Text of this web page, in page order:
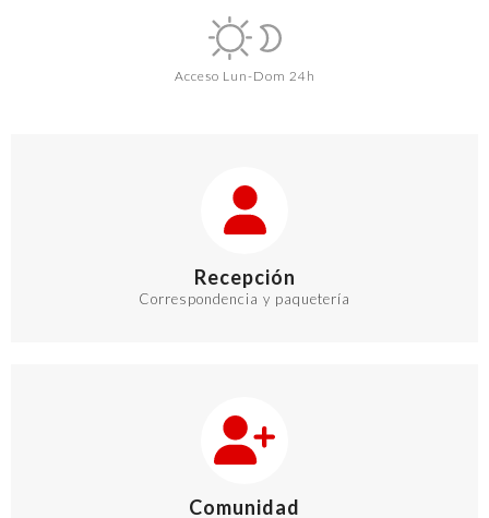
Acceso Lun-Dom 24h
Recepción
Correspondencia y paquetería
Comunidad